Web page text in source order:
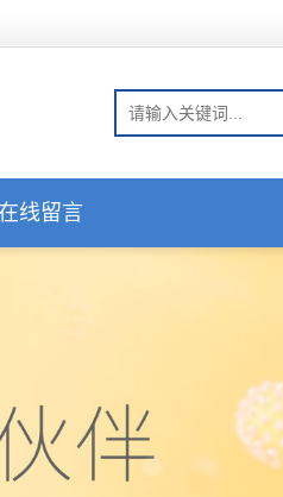
线留言